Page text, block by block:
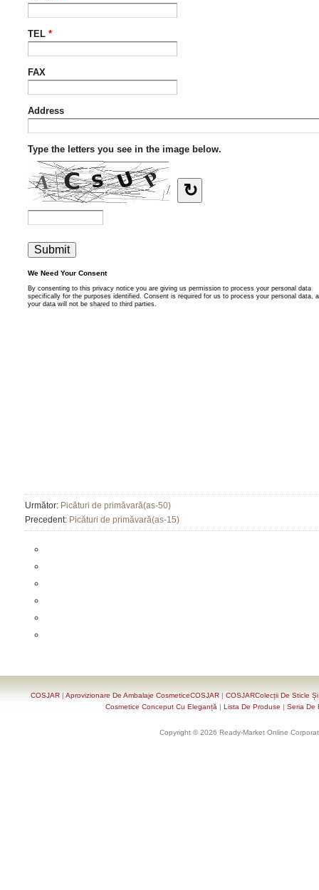
Următor: Picături de primăvară(as-50)
Precedent: Picături de primăvară(as-15)
COSJAR | Aprovizionare De Ambalaje CosmeticeCOSJAR | COSJARColecții De Sticle
Cosmetice Conceput Cu Eleganță | Lista De Produse | Seria De
Copyright © 2026 Ready-Market Online